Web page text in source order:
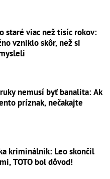
staré viac než tisíc rokov:
vzniklo skôr, než si
nemusí byť banalita: Ak
príznak, nečakajte
kriminálnik: Leo skončil
TOTO bol dôvod!